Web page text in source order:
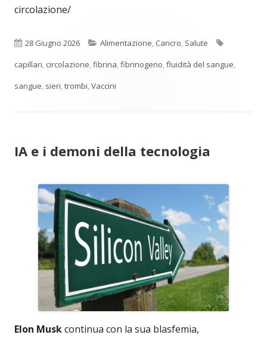
circolazione/
Pubblicato
28 Giugno 2026 Categorie
Alimentazione Cancro Salute
capillari circolazione fibrina fibrinogeno fluidità del sangue
sangue sieri trombi Vaccini
IA e i demoni della tecnologia
Elon Muskcontinua con la sua blasfemia,